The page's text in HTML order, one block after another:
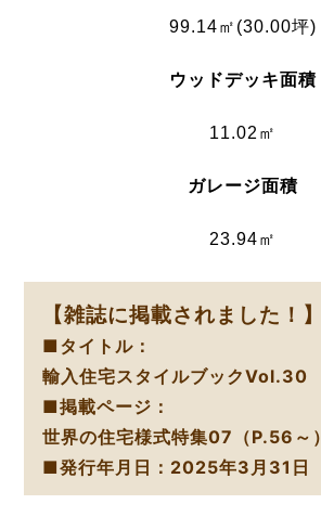
99.14㎡(30.00坪)
ウッドデッキ面積
11.02㎡
ガレージ面積
23.94㎡
【雑誌に掲載されました！】
■タイトル：
輸入住宅スタイルブックVol.30
■掲載ページ：
世界の住宅様式特集07（P.56～）
■発行年月日：2025年3月31日